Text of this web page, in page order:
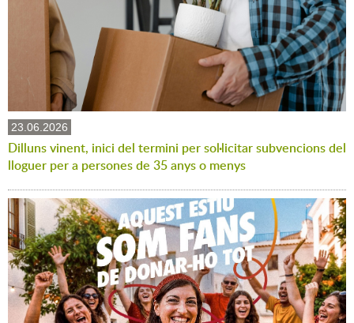
23.06.2026
Dilluns vinent, inici del termini per sol·licitar subvencions del
lloguer per a persones de 35 anys o menys